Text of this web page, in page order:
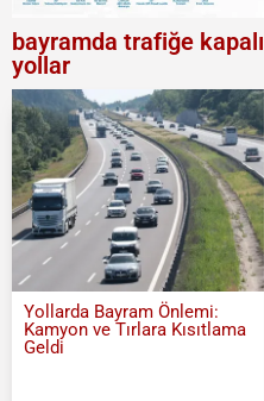
bayramda trafiğe kapalı
yollar
Yollarda Bayram Önlemi:
Kamyon ve Tırlara Kısıtlama
Geldi